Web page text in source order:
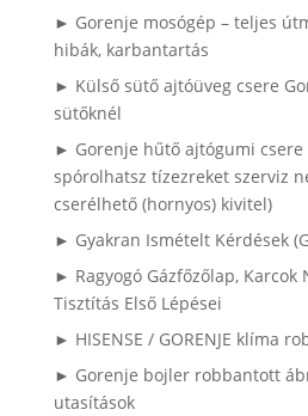
► Gorenje mosógép – teljes
hibák, karbantartás
► Külső sütő ajtóüveg csere
sütőknél
► Gorenje hűtő ajtógumi csere
spórolhatsz tízezreket szerviz
cserélhető (hornyos) kivitel)
► Gyakran Ismételt Kérdések
► Ragyogó Gázfőzőlap, Karcok
Tisztítás Első Lépései
► HISENSE / GORENJE klíma
► Gorenje bojler robbantott
utasítások